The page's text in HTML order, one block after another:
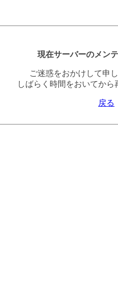
現在サーバーのメン
ご迷惑をおかけして申
しばらく時間をおいてから
戻る